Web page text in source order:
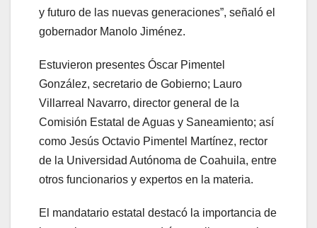
y futuro de las nuevas generaciones”, señaló el
gobernador Manolo Jiménez.
Estuvieron presentes Óscar Pimentel
González, secretario de Gobierno; Lauro
Villarreal Navarro, director general de la
Comisión Estatal de Aguas y Saneamiento; así
como Jesús Octavio Pimentel Martínez, rector
de la Universidad Autónoma de Coahuila, entre
otros funcionarios y expertos en la materia.
El mandatario estatal destacó la importancia de